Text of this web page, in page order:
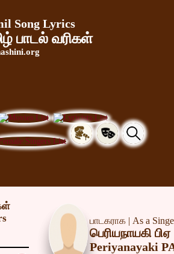
Song Lyrics
பாடல் வரிகள்
பாடகராக | As a
பெரியநாயகி பிஏ
Periyanayaki